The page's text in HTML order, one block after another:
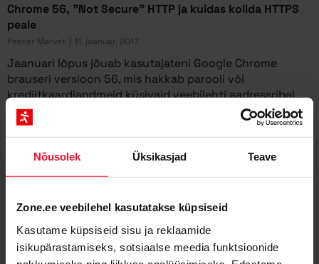
Nõusolek Üksikasjad Teave
Zone.ee veebilehel kasutatakse küpsiseid
Kasutame küpsiseid sisu ja reklaamide
isikupärastamiseks, sotsiaalse meedia funktsioonide
Chrome 56, "Not Secure" HTTP ja kuidas kolida HTTPS
peale
Peeter Marvet 11. jaanuar, 2017
Jaanuari lõpus jõuab kasutajateni Google Chrome
brauseri versioon 56, mis hakkab parooli või
krediitkaardiandmeid küsivaid veebilehti aadressribal...